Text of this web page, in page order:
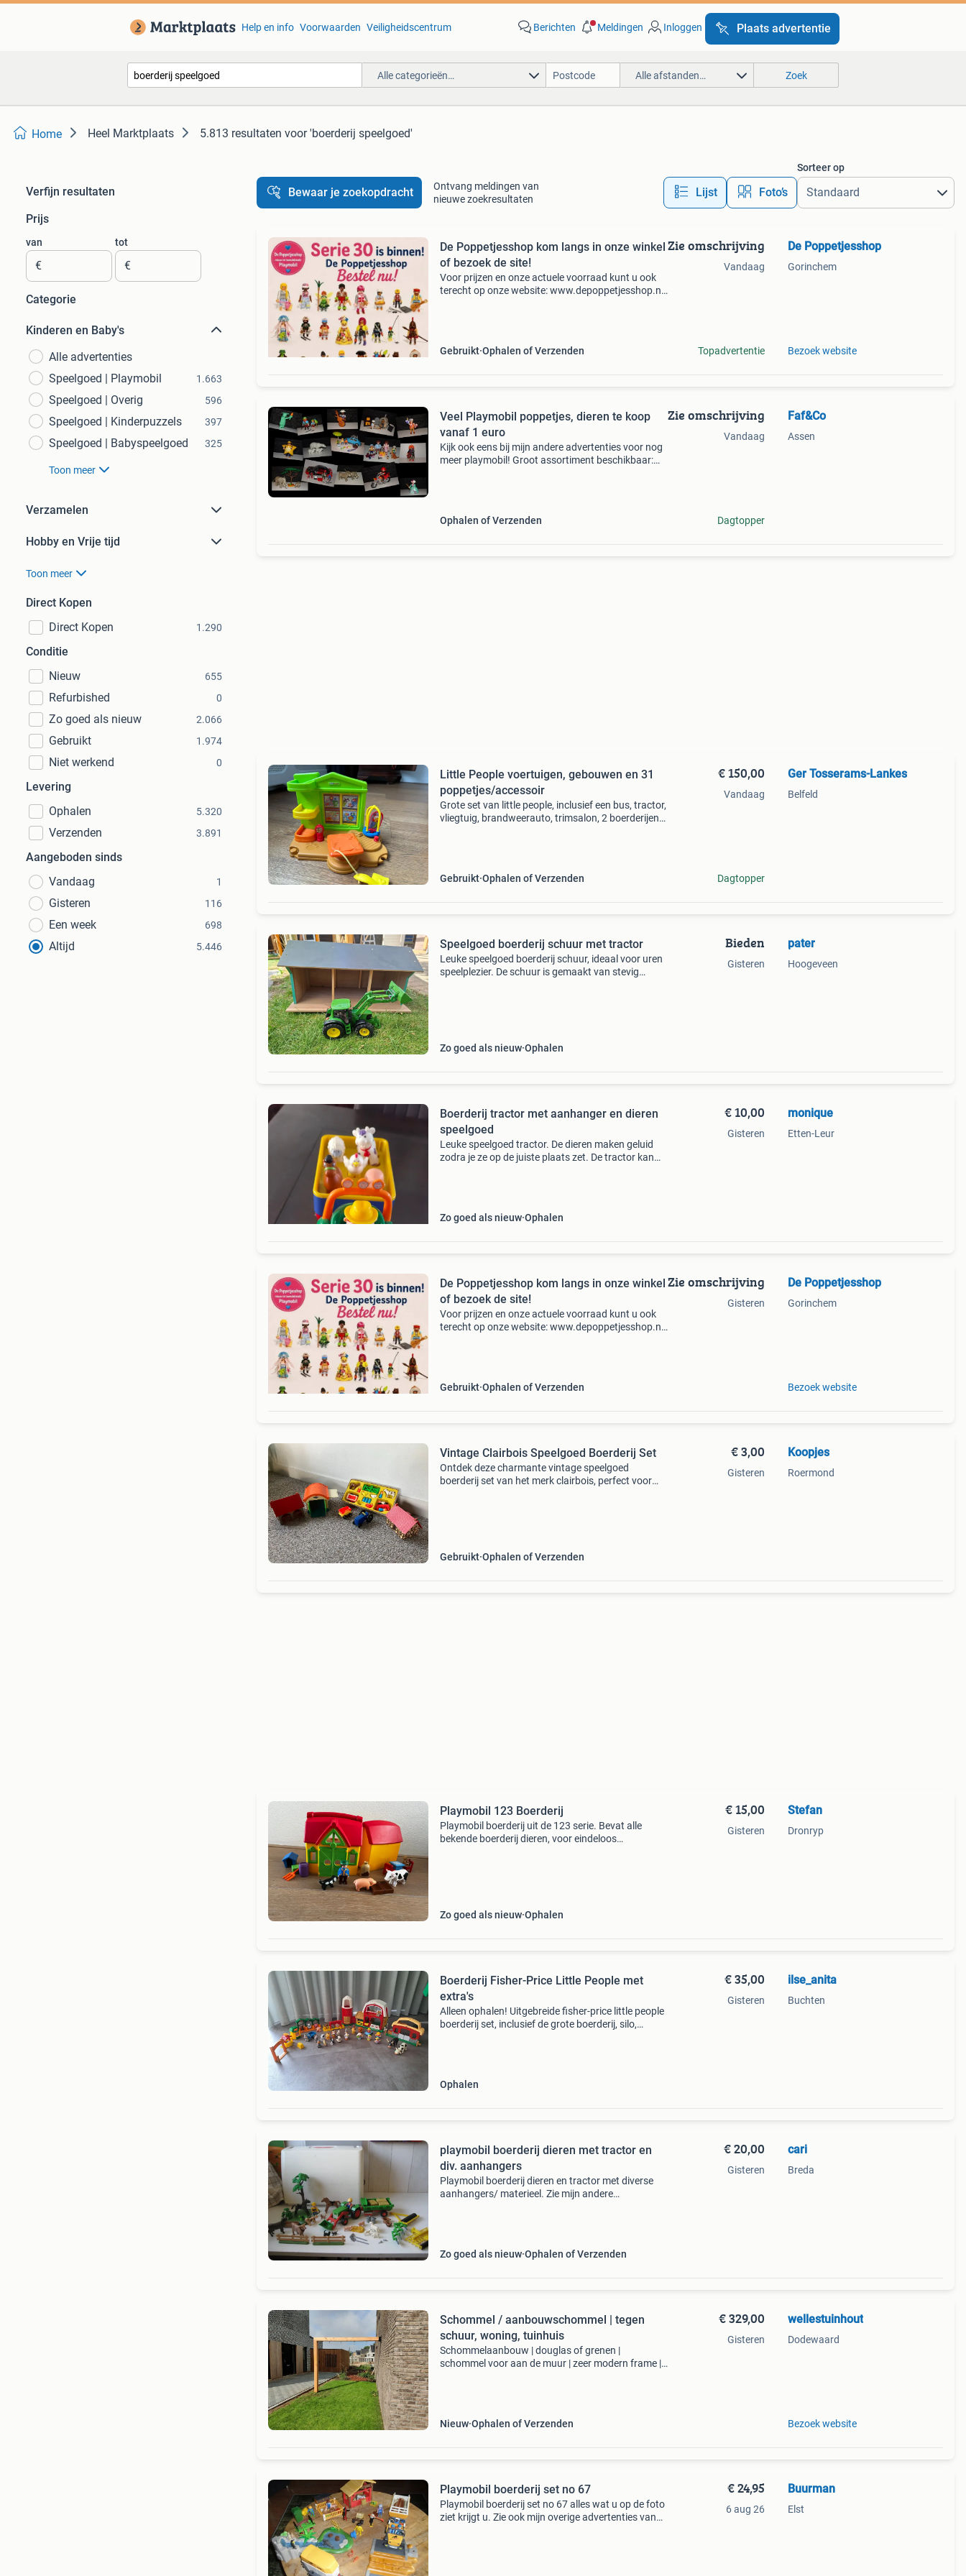
Help en info Voorwaarden Veiligheidscentrum Berichten Meldingen Inloggen Plaats advertentie
Alle categorieën… Alle afstanden… Zoek
Home Heel Marktplaats 5.813 resultaten voor 'boerderij speelgoed'
Verfijn resultaten
Prijs
van
€
tot
€
Categorie
Kinderen en Baby's
Alle advertenties
Speelgoed | Playmobil
1.663
Speelgoed | Overig 596
Speelgoed | Kinderpuzzels 397
Speelgoed | Babyspeelgoed 325
Toon meer
Verzamelen
Hobby en Vrije tijd
Toon meer
Direct Kopen
Direct Kopen
1.290
Conditie
Nieuw
655
Refurbished 0
Zo goed als nieuw 2.066
Gebruikt 1.974
Niet werkend 0
Levering
Ophalen
5.320
Verzenden 3.891
Aangeboden sinds
Vandaag
1
Gisteren 116
Een week 698
Altijd 5.446
Bewaar je zoekopdracht
Ontvang meldingen van
nieuwe zoekresultaten
Lijst Foto’s
Sorteer op
De Poppetjesshop kom langs in onze winkel
of bezoek de site!
Voor prijzen en onze actuele voorraad kunt u ook
terecht op onze website: www.depoppetjesshop.nl
Gebruikt Ophalen of Verzenden
Zie omschrijving
Vandaag
Topadvertentie
De Poppetjesshop
Gorinchem
Bezoek website
Veel Playmobil poppetjes, dieren te koop
vanaf 1 euro
Kijk ook eens bij mijn andere advertenties voor nog
meer playmobil! Groot assortiment beschikbaar:
Ophalen of Verzenden
Zie omschrijving
Vandaag
Dagtopper
Faf&Co
Assen
Little People voertuigen, gebouwen en 31
poppetjes/accessoir
Grote set van little people, inclusief een bus, tractor,
vliegtuig, brandweerauto, trimsalon, 2 boerderijen
Gebruikt Ophalen of Verzenden
€ 150,00
Vandaag
Dagtopper
Ger Tosserams-Lankes
Belfeld
Speelgoed boerderij schuur met tractor
Leuke speelgoed boerderij schuur, ideaal voor uren
speelplezier. De schuur is gemaakt van stevig
Zo goed als nieuw Ophalen
Bieden
Gisteren
pater
Hoogeveen
Boerderij tractor met aanhanger en dieren
speelgoed
Leuke speelgoed tractor. De dieren maken geluid
zodra je ze op de juiste plaats zet. De tractor kan
Zo goed als nieuw Ophalen
€ 10,00
Gisteren
monique
Etten-Leur
De Poppetjesshop kom langs in onze winkel
of bezoek de site!
Voor prijzen en onze actuele voorraad kunt u ook
terecht op onze website: www.depoppetjesshop.nl
Gebruikt Ophalen of Verzenden
Zie omschrijving
Gisteren
De Poppetjesshop
Gorinchem
Bezoek website
Vintage Clairbois Speelgoed Boerderij Set
Ontdek deze charmante vintage speelgoed
boerderij set van het merk clairbois, perfect voor
Gebruikt Ophalen of Verzenden
€ 3,00
Gisteren
Koopjes
Roermond
Playmobil 123 Boerderij
Playmobil boerderij uit de 123 serie. Bevat alle
bekende boerderij dieren, voor eindeloos
Zo goed als nieuw Ophalen
€ 15,00
Gisteren
Stefan
Dronryp
Boerderij Fisher-Price Little People met
extra's
Alleen ophalen! Uitgebreide fisher-price little people
boerderij set, inclusief de grote boerderij, silo,
Ophalen
€ 35,00
Gisteren
ilse_anita
Buchten
playmobil boerderij dieren met tractor en
div. aanhangers
Playmobil boerderij dieren en tractor met diverse
aanhangers/ materieel. Zie mijn andere
Zo goed als nieuw Ophalen of Verzenden
€ 20,00
Gisteren
cari
Breda
Schommel / aanbouwschommel | tegen
schuur, woning, tuinhuis
Schommelaanbouw | douglas of grenen |
schommel voor aan de muur | zeer modern frame |
Nieuw Ophalen of Verzenden
€ 329,00
Gisteren
wellestuinhout
Dodewaard
Bezoek website
Playmobil boerderij set no 67
Playmobil boerderij set no 67 alles wat u op de foto
ziet krijgt u. Zie ook mijn overige advertenties van
€ 24,95
6 aug 26
Buurman
Elst